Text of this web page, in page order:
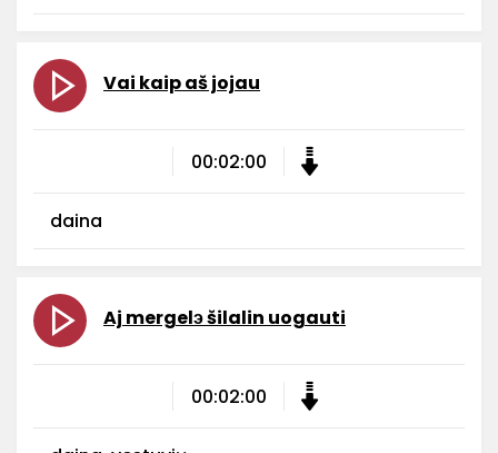
Vai kaip aš jojau
00:02:00
daina
Aj mergelэ šilalin uogauti
00:02:00